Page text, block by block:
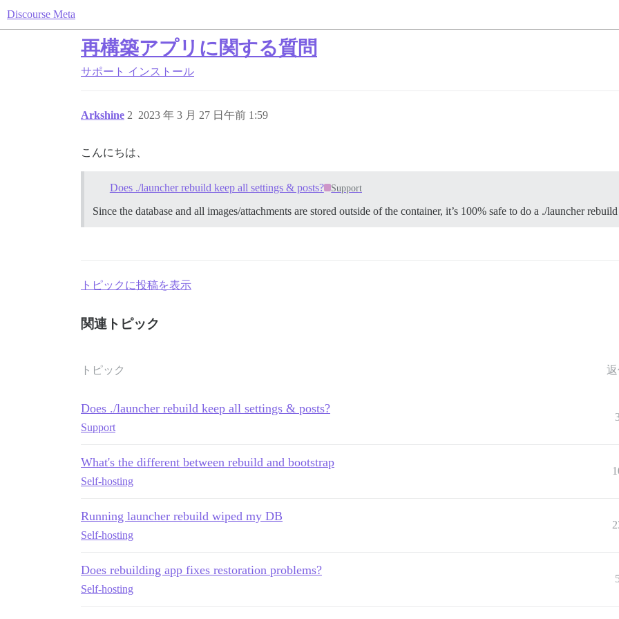
Discourse Meta
再構築アプリに関する質問
サポート インストール
Arkshine 2023 年 3 月 27 日午前 1:59
2
こんにちは、
Does ./launcher rebuild keep all settings & posts? Support
Since the database and all images/attachments are stored outside of the container, it’s 100% safe to do a ./launcher
トピックに投稿を表示
関連トピック
トピック
Does ./launcher rebuild keep all settings & posts?
Support
What's the different between rebuild and bootstrap
Self-hosting
Running launcher rebuild wiped my DB
Self-hosting
Does rebuilding app fixes restoration problems?
Self-hosting